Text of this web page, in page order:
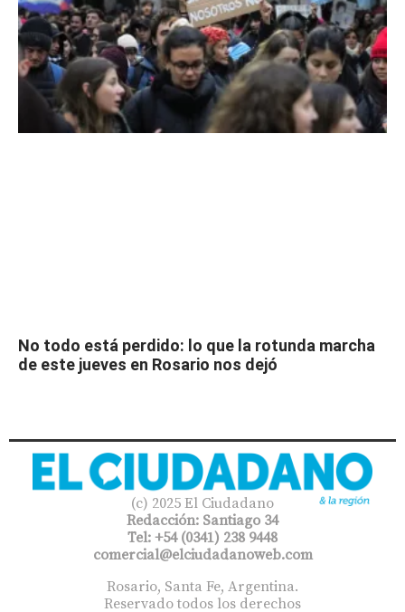
No todo está perdido: lo que la rotunda marcha
de este jueves en Rosario nos dejó
(c) 2025 El Ciudadano
Redacción: Santiago 34
Tel: +54 (0341) 238 9448
comercial@elciudadanoweb.com​
Rosario, Santa Fe, Argentina.
Reservado todos los derechos